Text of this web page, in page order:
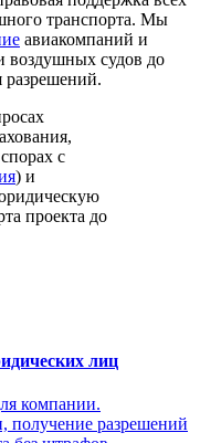
транспорта. Мы
авиакомпаний и
воздушных судов до
разрешений.
с
) и
проекта до
лиц
компании.
разрешений